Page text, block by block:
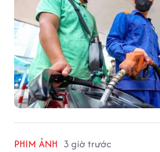
PHIM ẢNH 3 giờ trước